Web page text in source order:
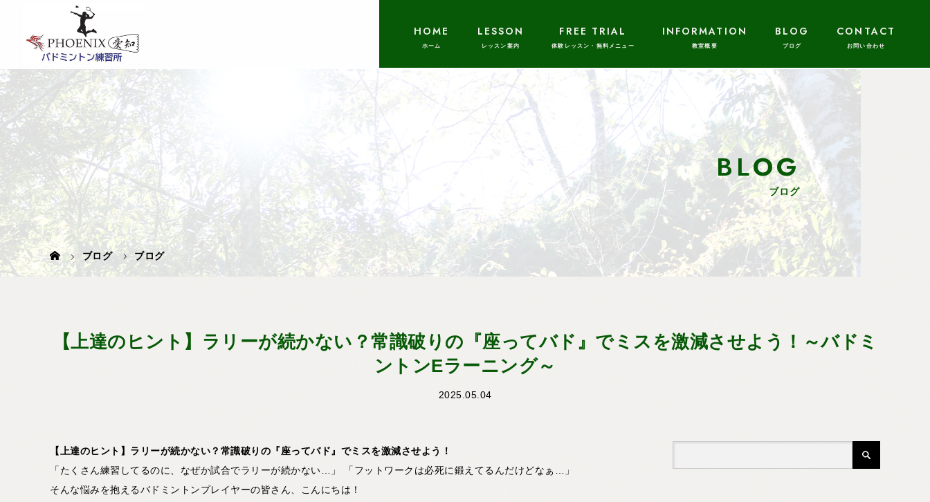
HOME LESSON FREE TRIAL INFORMATION BLOG CONTACT
BLOG
ブログ
ブログ ブログ
【上達のヒント】ラリーが続かない？常識破りの『座ってバド』でミスを激減させよう！～バドミ
ントンEラーニング～
2025.05.04
【上達のヒント】ラリーが続かない？常識破りの『座ってバド』でミスを激減させよう！
「たくさん練習してるのに、なぜか試合でラリーが続かない…」 「フットワークは必死に鍛えてるんだけどなぁ…」
そんな悩みを抱えるバドミントンプレイヤーの皆さん、こんにちは！